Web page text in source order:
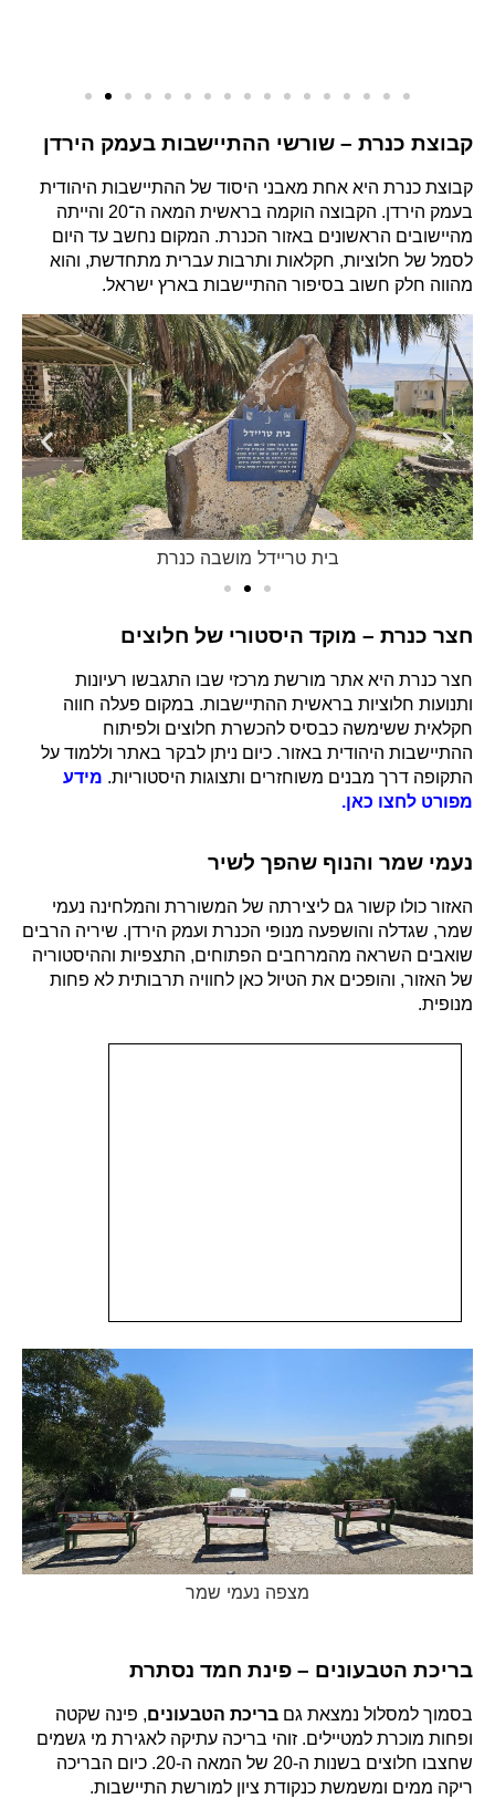
קבוצת כנרת – שורשי ההתיישבות בעמק הירדן
קבוצת כנרת היא אחת מאבני היסוד של ההתיישבות היהודית
בעמק הירדן. הקבוצה הוקמה בראשית המאה ה־20 והייתה
מהיישובים הראשונים באזור הכנרת. המקום נחשב עד היום
לסמל של חלוציות, חקלאות ותרבות עברית מתחדשת, והוא
מהווה חלק חשוב בסיפור ההתיישבות בארץ ישראל.
בית טריידל מושבה כנרת
חצר כנרת – מוקד היסטורי של חלוצים
חצר כנרת היא אתר מורשת מרכזי שבו התגבשו רעיונות
ותנועות חלוציות בראשית ההתיישבות. במקום פעלה חווה
חקלאית ששימשה כבסיס להכשרת חלוצים ולפיתוח
ההתיישבות היהודית באזור. כיום ניתן לבקר באתר וללמוד על
התקופה דרך מבנים משוחזרים ותצוגות היסטוריות. מידע
מפורט לחצו כאן.
נעמי שמר והנוף שהפך לשיר
האזור כולו קשור גם ליצירתה של המשוררת והמלחינה נעמי
שמר, שגדלה והושפעה מנופי הכנרת ועמק הירדן. שיריה הרבים
שואבים השראה מהמרחבים הפתוחים, התצפיות וההיסטוריה
של האזור, והופכים את הטיול כאן לחוויה תרבותית לא פחות
מנופית.
מצפה נעמי שמר
בריכת הטבעונים – פינת חמד נסתרת
בסמוך למסלול נמצאת גם בריכת הטבעונים, פינה שקטה
ופחות מוכרת למטיילים. זוהי בריכה עתיקה לאגירת מי גשמים
שחצבו חלוצים בשנות ה-20 של המאה ה-20. כיום הבריכה
ריקה ממים ומשמשת כנקודת ציון למורשת התיישבות.